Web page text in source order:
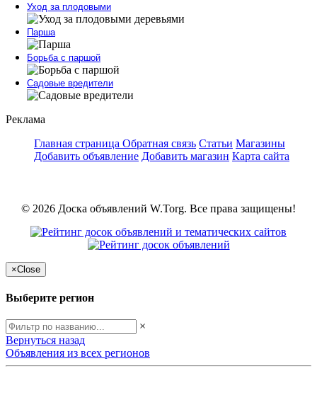
Уход за плодовыми
Парша
Борьба с паршой
Садовые вредители
Реклама
Главная страница Обратная связь Статьи Магазины
Добавить объявление Добавить магазин Карта сайта
© 2026 Доска объявлений W.Torg. Все права защищены!
×Close
Выберите регион
×
Вернуться назад
Объявления из всех регионов